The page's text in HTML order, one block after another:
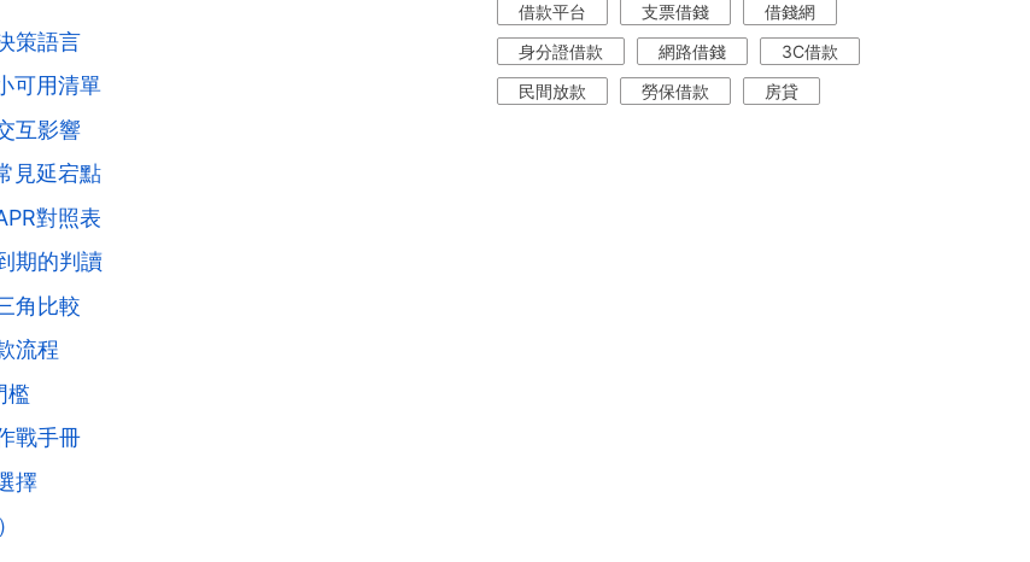
策語言
可用清單
互影響
見延宕點
對照表
期的判讀
角比較
流程
檻
戰手冊
擇
借款平台
支票借錢
借錢網
身分證借款
網路借錢
3C借款
民間放款
勞保借款 房貸